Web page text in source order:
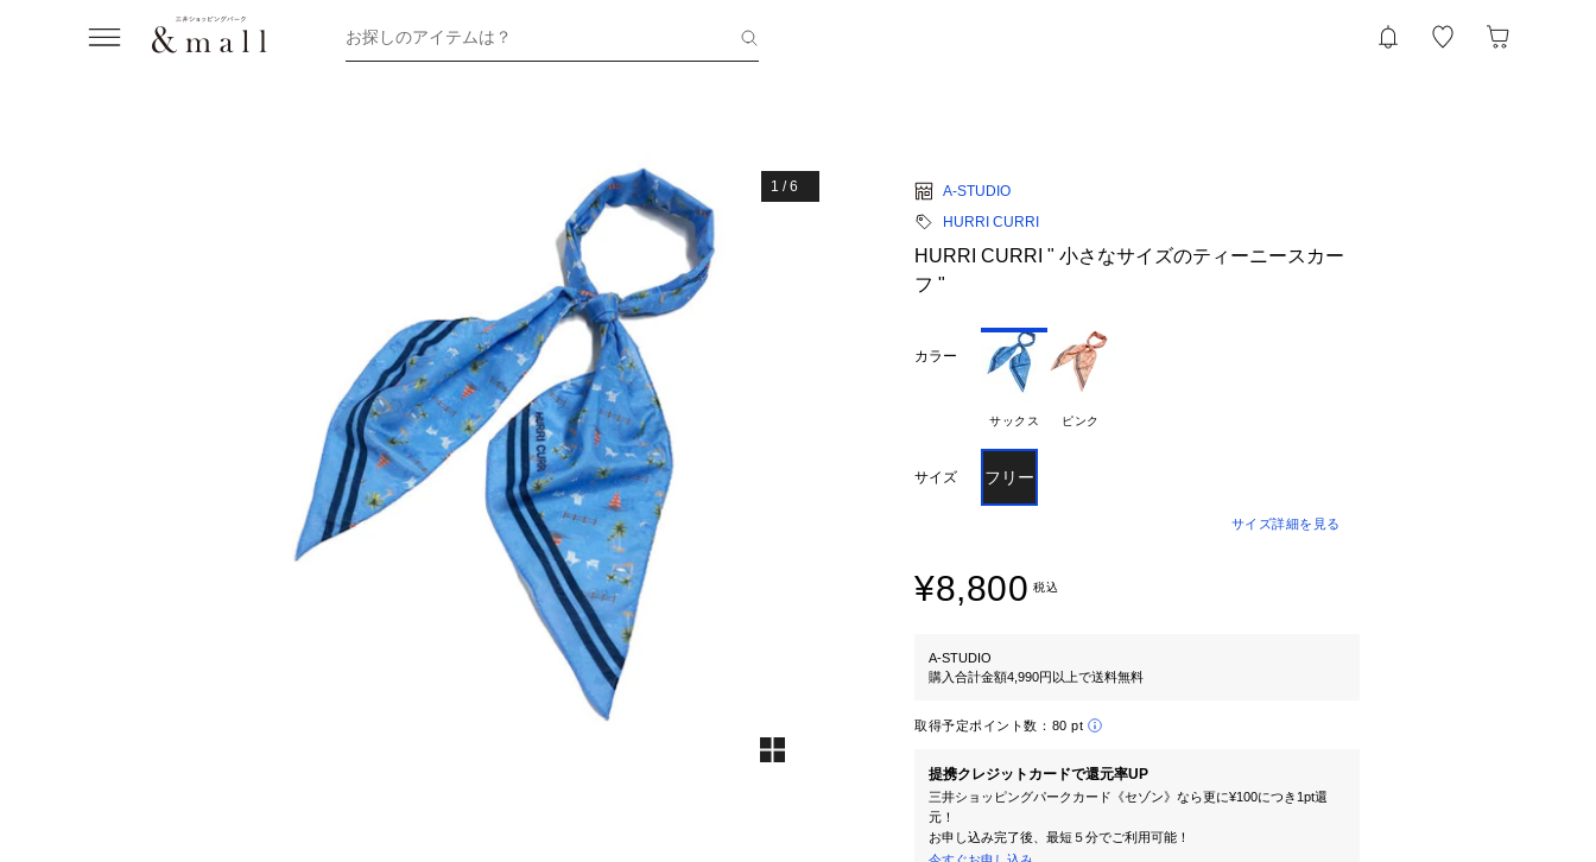
お探しのアイテムは？
1 /6
A-STUDIO
HURRI CURRI
HURRI CURRI " 小さなサイズのティーニースカー
フ "
カラー
サックス ピンク
サイズ フリー
サイズ詳細を見る
¥8,800 税込
A-STUDIO
購入合計金額4,990円以上で送料無料
取得予定ポイント数： 80 pt
提携クレジットカードで還元率UP
三井ショッピングパークカード《セゾン》なら更に¥100につき1pt還
元！
お申し込み完了後、最短５分でご利用可能！